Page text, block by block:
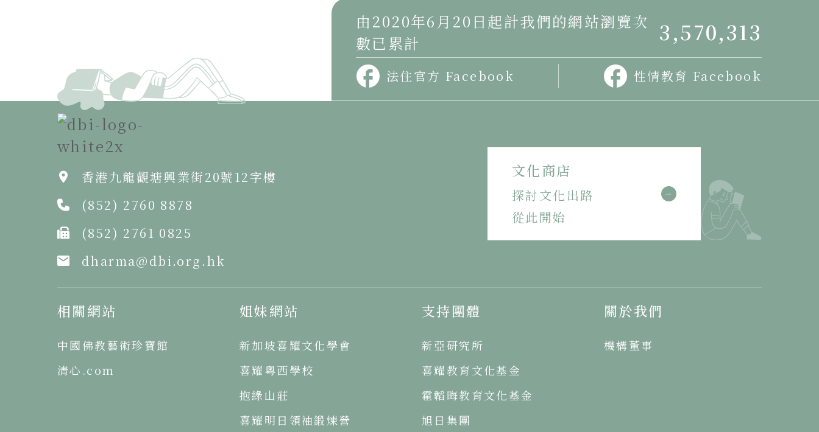
由2020年6月20日起計我們的網站瀏覽次
數已累計
3,570,313
法住官方 Facebook 性情教育 Facebook
香港九龍觀塘興業街20號12字樓
(852) 2760 8878
(852) 2761 0825
dharma@dbi.org.hk
文化商店
探討文化出路
從此開始
相關網站
中國佛教藝術珍寶館
清心.com
姐妹網站
新加坡喜耀文化學會
喜耀粵西學校
抱綠山莊
喜耀明日領袖鍛煉營
支持團體
新亞研究所
喜耀教育文化基金
霍韜晦教育文化基金
旭日集團
關於我們
機構董事